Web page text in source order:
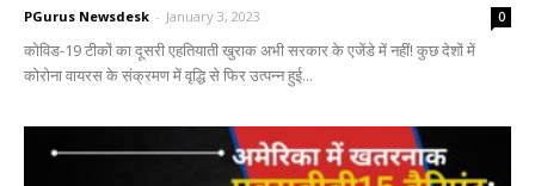
PGurus Newsdesk - January 3, 2023 0
कोविड-19 टीकों का दूसरी एहतियाती खुराक अभी सरकार के एजेंडे में नहीं! कुछ देशों में
कोरोना वायरस के संक्रमण में वृद्धि से फिर उत्पन्न हुई...